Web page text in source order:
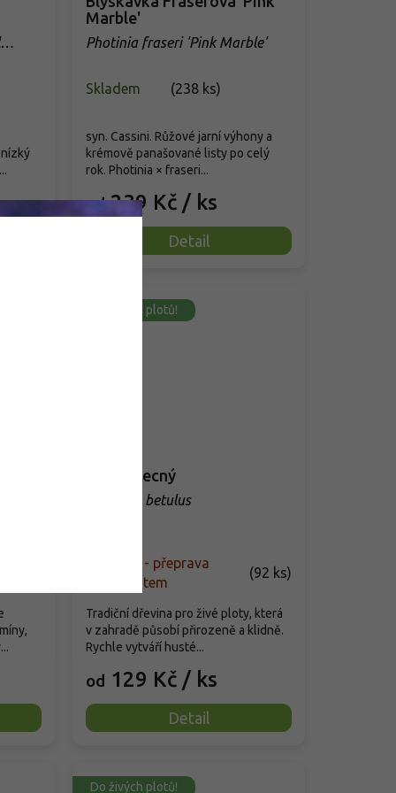
Marble'
Photinia fraseri 'Pink Marble'
Skladem (238 ks)
od239 Kč / ks
Detail
syn. Cassini. Růžové jarní výhony a
krémově panašované listy po celý
rok. Photinia × fraseri...
Do živých plotů!
Habr obecný
Carpinus betulus
Skladem - přeprava
naším autem
(92 ks)
od 129 Kč / ks
Detail
Tradiční dřevina pro živé ploty, která
v zahradě působí přirozeně a klidně.
Rychle vytváří husté...
Do živých plotů!